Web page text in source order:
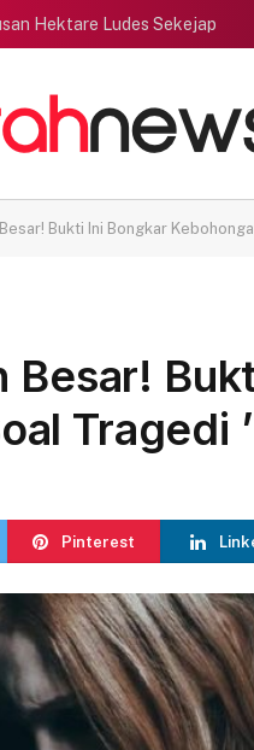
Hektare Ludes Sekejap
Bukti Ini Bongkar
Besar!
Tragedi
Pinterest